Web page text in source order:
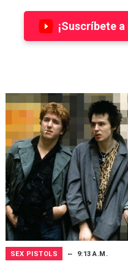
¡Suscríbete
SEX PISTOLS 9:13 A.M.